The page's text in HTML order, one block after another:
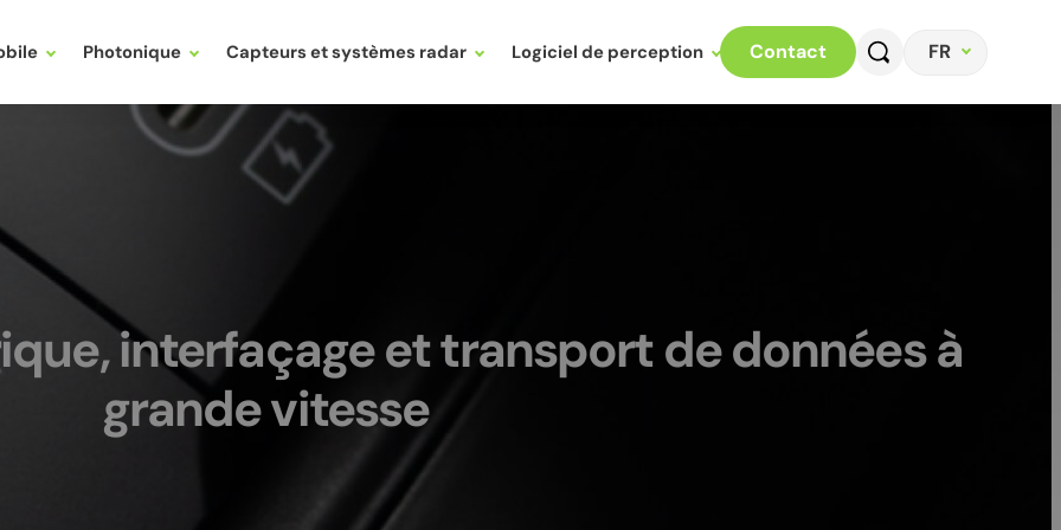
Photonique Capteurs et systèmes radar Logiciel de perception Contact FR
interfaçage et transport de données à
grande vitesse